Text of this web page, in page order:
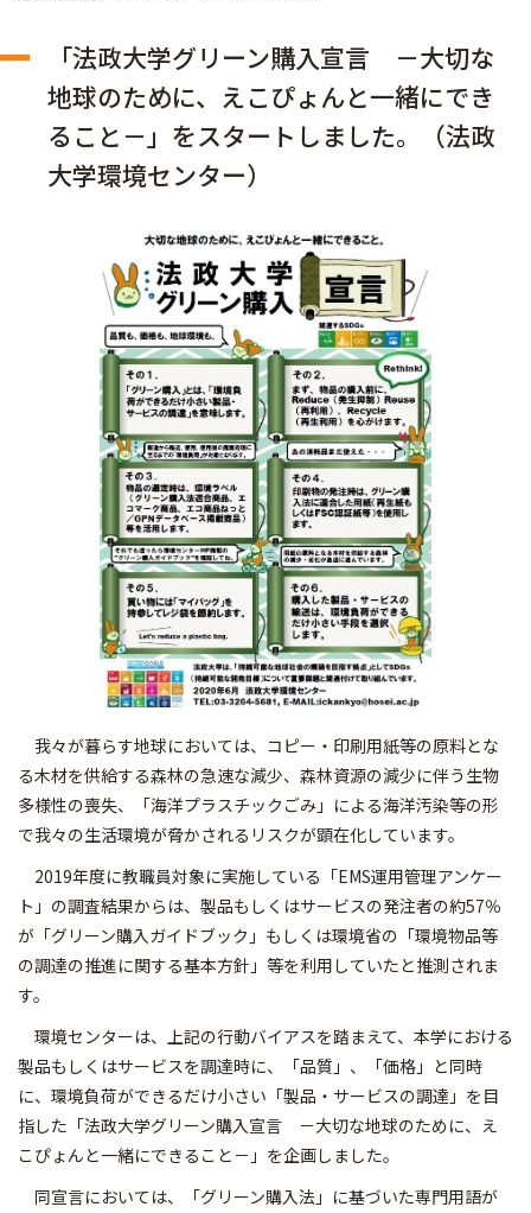
「法政大学グリーン購入宣言 －大切な
地球のために、えこぴょんと一緒にでき
ること－」をスタートしました。（法政
大学環境センター）
我々が暮らす地球においては、コピー・印刷用紙等の原料とな
る木材を供給する森林の急速な減少、森林資源の減少に伴う生物
多様性の喪失、「海洋プラスチックごみ」による海洋汚染等の形
で我々の生活環境が脅かされるリスクが顕在化しています。
2019年度に教職員対象に実施している「EMS運用管理アンケー
ト」の調査結果からは、製品もしくはサービスの発注者の約57％
が「グリーン購入ガイドブック」もしくは環境省の「環境物品等
の調達の推進に関する基本方針」等を利用していたと推測されま
す。
環境センターは、上記の行動バイアスを踏まえて、本学における
製品もしくはサービスを調達時に、「品質」、「価格」と同時
に、環境負荷ができるだけ小さい「製品・サービスの調達」を目
指した「法政大学グリーン購入宣言 －大切な地球のために、え
こぴょんと一緒にできること－」を企画しました。
同宣言においては、「グリーン購入法」に基づいた専門用語が